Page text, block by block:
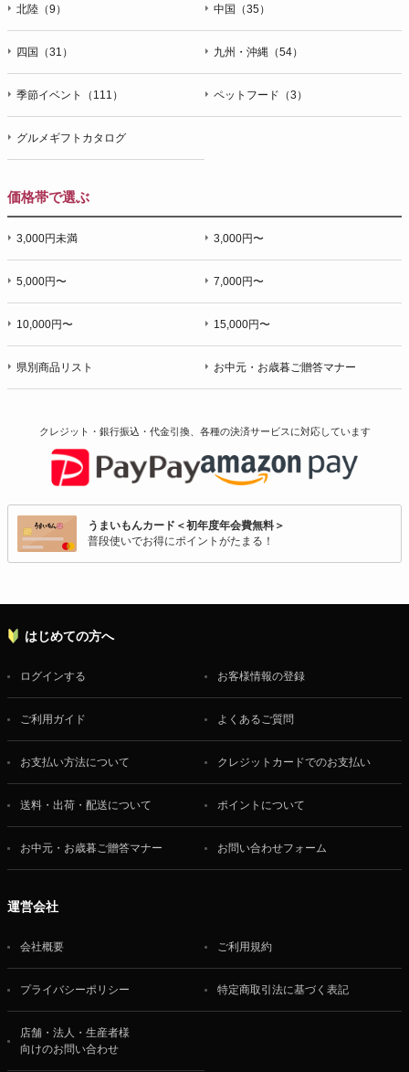
北陸（9） 中国（35）
四国（31） 九州・沖縄（54）
季節イベント（111） ペットフード（3）
グルメギフトカタログ
価格帯で選ぶ
3,000円未満 3,000円〜
5,000円〜 7,000円〜
10,000円〜 15,000円〜
県別商品リスト お中元・お歳暮ご贈答マナー
クレジット・銀行振込・代金引換、各種の決済サービスに対応しています
うまいもんカード＜初年度年会費無料＞
普段使いでお得にポイントがたまる！
はじめての方へ
ログインする お客様情報の登録
ご利用ガイド よくあるご質問
お支払い方法について クレジットカードでのお支払い
送料・出荷・配送について ポイントについて
お中元・お歳暮ご贈答マナー お問い合わせフォーム
運営会社
会社概要 ご利用規約
プライバシーポリシー 特定商取引法に基づく表記
店舗・法人・生産者様
向けのお問い合わせ